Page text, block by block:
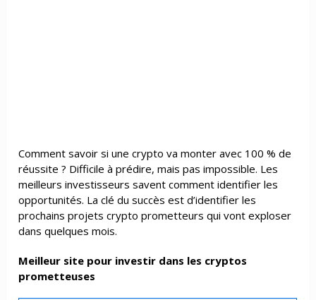
Comment savoir si une crypto va monter avec 100 % de
réussite ? Difficile à prédire, mais pas impossible. Les
meilleurs investisseurs savent comment identifier les
opportunités. La clé du succès est d’identifier les
prochains projets crypto prometteurs qui vont exploser
dans quelques mois.
Meilleur site pour investir dans les cryptos
prometteuses